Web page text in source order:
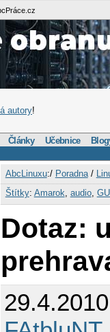
autory!
Články Učebnice
AbcLinuxu:/ Poradna/
Štítky: Amarok audio,
Dotaz: